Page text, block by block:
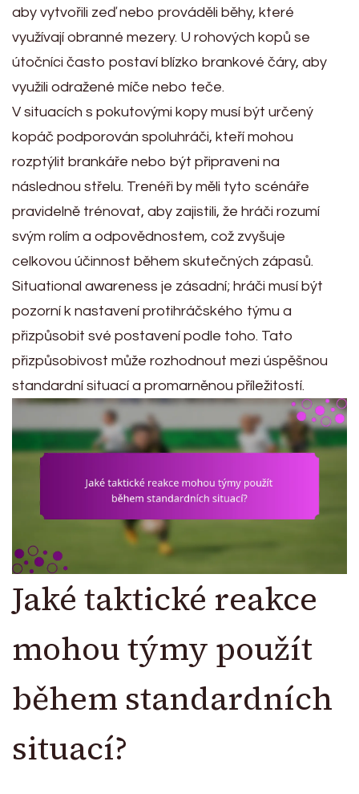
aby vytvořili zeď nebo prováděli běhy, které
využívají obranné mezery. U rohových kopů se
útočníci často postaví blízko brankové čáry, aby
využili odražené míče nebo teče.
V situacích s pokutovými kopy musí být určený
kopáč podporován spoluhráči, kteří mohou
rozptýlit brankáře nebo být připraveni na
následnou střelu. Trenéři by měli tyto scénáře
pravidelně trénovat, aby zajistili, že hráči rozumí
svým rolím a odpovědnostem, což zvyšuje
celkovou účinnost během skutečných zápasů.
Situational awareness je zásadní; hráči musí být
pozorní k nastavení protihráčského týmu a
přizpůsobit své postavení podle toho. Tato
přizpůsobivost může rozhodnout mezi úspěšnou
standardní situací a promarněnou příležitostí.
Jaké taktické reakce
mohou týmy použít
během standardních
situací?